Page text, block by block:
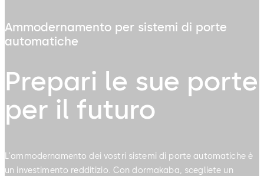
Ammodernamento per sistemi di porte
automatiche
Prepari le sue porte
per il futuro
L'ammodernamento dei vostri sistemi di porte automatiche è
un investimento redditizio. Con dormakaba, scegliete un